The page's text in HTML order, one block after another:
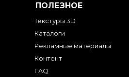
ПОЛЕЗНОЕ
Текстуры 3D
Каталоги
Рекламные материалы
Контент
FAQ